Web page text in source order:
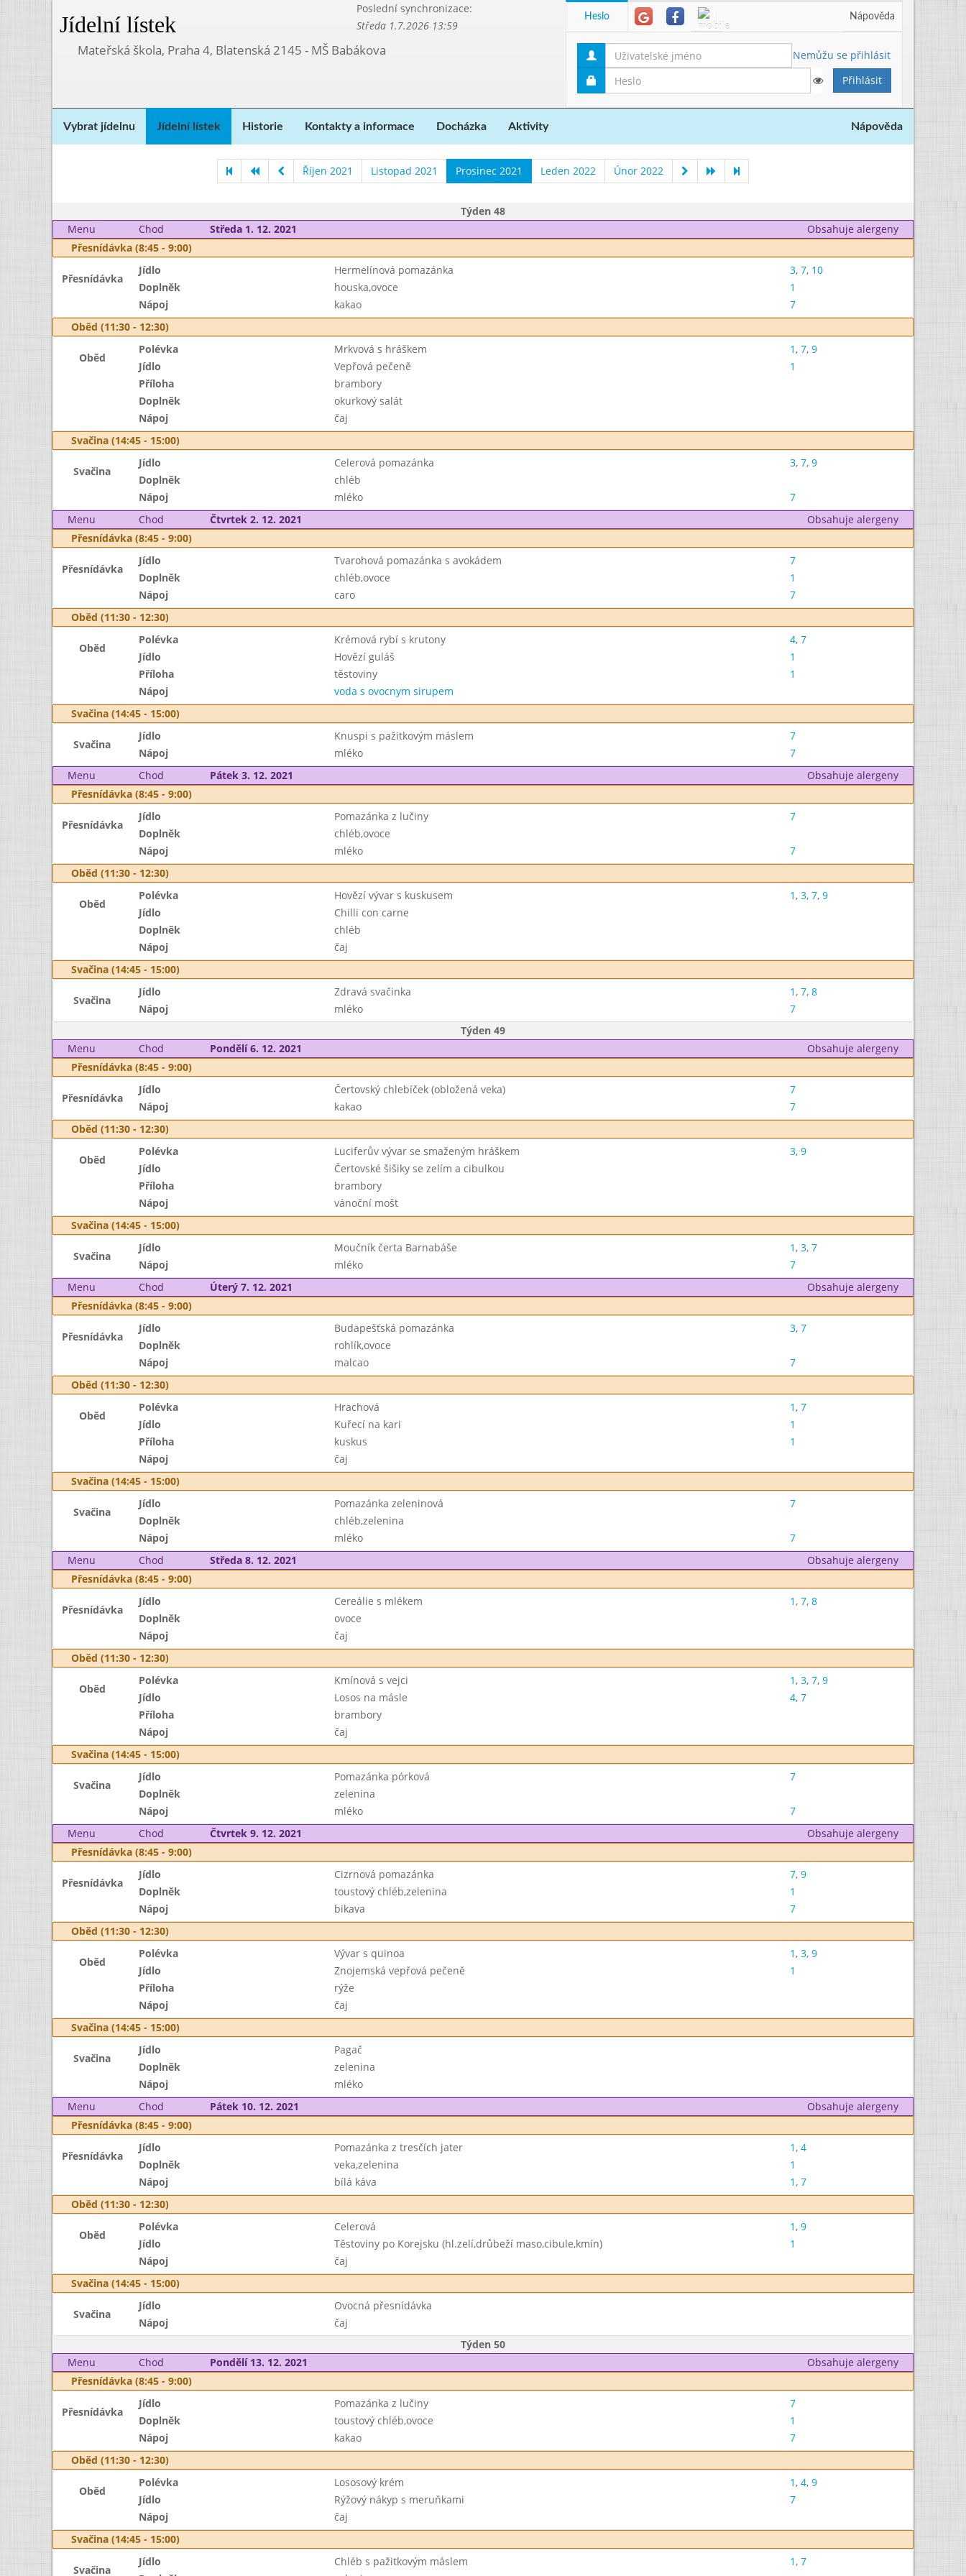
Jídelní lístek
Poslední synchronizace:
Středa 1.7.2026 13:59
Mateřská škola, Praha 4, Blatenská 2145 - MŠ Babákova
Heslo Nápověda
Nemůžu se přihlásit
Vybrat jídelnu Jídelní lístek Historie Kontakty a informace Docházka Aktivity Nápověda
Říjen 2021 Listopad 2021 Prosinec 2021 Leden 2022 Únor 2022
Týden 48
Menu
Chod Středa 1. 12. 2021
Obsahuje alergeny
Přesnídávka (8:45 - 9:00)
Přesnídávka
Jídlo Hermelínová pomazánka 3, 7, 10
Doplněk
houska,ovoce
1
Nápoj
kakao
7
Oběd (11:30 - 12:30)
Oběd
Polévka Mrkvová s hráškem 1, 7, 9
Jídlo
Vepřová pečeně
1
Příloha
brambory
Doplněk
okurkový salát
Nápoj
čaj
Svačina (14:45 - 15:00)
Svačina
Jídlo Celerová pomazánka 3, 7, 9
Doplněk
chléb
Nápoj
mléko
7
Menu
Chod Čtvrtek 2. 12. 2021
Obsahuje alergeny
Přesnídávka (8:45 - 9:00)
Přesnídávka
Jídlo Tvarohová pomazánka s avokádem
7
Doplněk
chléb,ovoce
1
Nápoj
caro
7
Oběd (11:30 - 12:30)
Oběd
Polévka Krémová rybí s krutony 4, 7
Jídlo
Hovězí guláš
1
Příloha
těstoviny
1
Nápoj
voda s ovocnym sirupem
Svačina (14:45 - 15:00)
Svačina
Jídlo Knuspi s pažitkovým máslem
7
Nápoj
mléko
7
Menu
Chod Pátek 3. 12. 2021
Obsahuje alergeny
Přesnídávka (8:45 - 9:00)
Přesnídávka
Jídlo Pomazánka z lučiny
7
Doplněk
chléb,ovoce
Nápoj
mléko
7
Oběd (11:30 - 12:30)
Oběd
Polévka Hovězí vývar s kuskusem 1, 3, 7, 9
Jídlo
Chilli con carne
Doplněk
chléb
Nápoj
čaj
Svačina (14:45 - 15:00)
Svačina
Jídlo Zdravá svačinka 1, 7, 8
Nápoj
mléko
7
Týden 49
Menu
Chod Pondělí 6. 12. 2021
Obsahuje alergeny
Přesnídávka (8:45 - 9:00)
Přesnídávka
Jídlo Čertovský chlebíček (obložená veka)
7
Nápoj
kakao
7
Oběd (11:30 - 12:30)
Oběd
Polévka Luciferův vývar se smaženým hráškem 3, 9
Jídlo
Čertovské šišiky se zelím a cibulkou
Příloha
brambory
Nápoj
vánoční mošt
Svačina (14:45 - 15:00)
Svačina
Jídlo Moučník čerta Barnabáše 1, 3, 7
Nápoj
mléko
7
Menu
Chod Úterý 7. 12. 2021
Obsahuje alergeny
Přesnídávka (8:45 - 9:00)
Přesnídávka
Jídlo Budapešťská pomazánka 3, 7
Doplněk
rohlík,ovoce
Nápoj
malcao
7
Oběd (11:30 - 12:30)
Oběd
Polévka Hrachová 1, 7
Jídlo
Kuřecí na kari
1
Příloha
kuskus
1
Nápoj
čaj
Svačina (14:45 - 15:00)
Svačina
Jídlo Pomazánka zeleninová
7
Doplněk
chléb,zelenina
Nápoj
mléko
7
Menu
Chod Středa 8. 12. 2021
Obsahuje alergeny
Přesnídávka (8:45 - 9:00)
Přesnídávka
Jídlo Cereálie s mlékem 1, 7, 8
Doplněk
ovoce
Nápoj
čaj
Oběd (11:30 - 12:30)
Oběd
Polévka Kmínová s vejci 1, 3, 7, 9
Jídlo
Losos na másle 4, 7
Příloha
brambory
Nápoj
čaj
Svačina (14:45 - 15:00)
Svačina
Jídlo Pomazánka pórková
7
Doplněk
zelenina
Nápoj
mléko
7
Menu
Chod Čtvrtek 9. 12. 2021
Obsahuje alergeny
Přesnídávka (8:45 - 9:00)
Přesnídávka
Jídlo Cizrnová pomazánka 7, 9
Doplněk
toustový chléb,zelenina
1
Nápoj
bikava
7
Oběd (11:30 - 12:30)
Oběd
Polévka Vývar s quinoa 1, 3, 9
Jídlo
Znojemská vepřová pečeně
1
Příloha
rýže
Nápoj
čaj
Svačina (14:45 - 15:00)
Svačina
Jídlo
Pagač
Doplněk
zelenina
Nápoj
mléko
Menu
Chod Pátek 10. 12. 2021
Obsahuje alergeny
Přesnídávka (8:45 - 9:00)
Přesnídávka
Jídlo Pomazánka z tresčích jater 1, 4
Doplněk
veka,zelenina
1
Nápoj
bílá káva 1, 7
Oběd (11:30 - 12:30)
Oběd
Polévka Celerová 1, 9
Jídlo
Těstoviny po Korejsku (hl.zelí,drůbeží maso,cibule,kmín)
1
Nápoj
čaj
Svačina (14:45 - 15:00)
Svačina
Jídlo
Ovocná přesnídávka
Nápoj
čaj
Týden 50
Menu
Chod Pondělí 13. 12. 2021
Obsahuje alergeny
Přesnídávka (8:45 - 9:00)
Přesnídávka
Jídlo Pomazánka z lučiny
7
Doplněk
toustový chléb,ovoce
1
Nápoj
kakao
7
Oběd (11:30 - 12:30)
Oběd
Polévka Lososový krém 1, 4, 9
Jídlo
Rýžový nákyp s meruňkami
7
Nápoj
čaj
Svačina (14:45 - 15:00)
Svačina
Jídlo Chléb s pažitkovým máslem 1, 7